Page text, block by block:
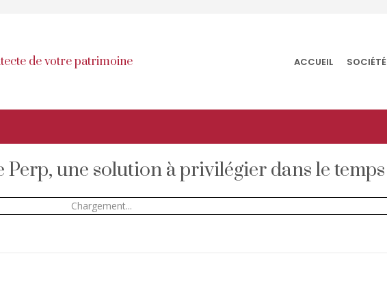
de votre patrimoine ACCUEIL SOCIÉTÉ
Perp, une solution à privilégier dans le temps
Chargement...